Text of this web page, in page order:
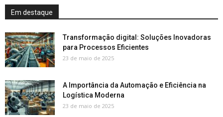
Em destaque
Transformação digital: Soluções Inovadoras
para Processos Eficientes
23 de maio de 2025
A Importância da Automação e Eficiência na
Logística Moderna
23 de maio de 2025